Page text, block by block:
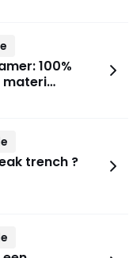
100%
materi…
trench ?